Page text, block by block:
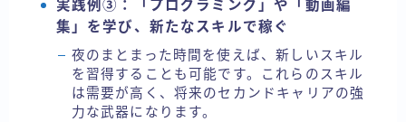
実践例③：「プログラミング」や「動画編
集」を学び、新たなスキルで稼ぐ
夜のまとまった時間を使えば、新しいスキル
を習得することも可能です。これらのスキル
は需要が高く、将来のセカンドキャリアの強
力な武器になります。